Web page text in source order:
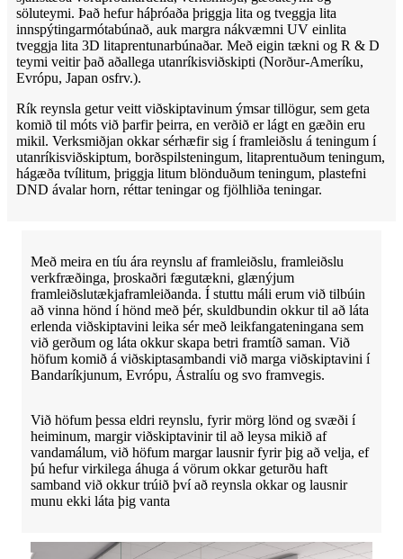
söluteymi. Það hefur háþróaða þriggja lita og tveggja lita
innspýtingarmótabúnað, auk margra nákvæmni UV einlita
tveggja lita 3D litaprentunarbúnaðar. Með eigin tækni og R & D
teymi veitir það aðallega utanríkisviðskipti (Norður-Ameríku,
Evrópu, Japan osfrv.).
Rík reynsla getur veitt viðskiptavinum ýmsar tillögur, sem geta
komið til móts við þarfir þeirra, en verðið er lágt en gæðin eru
mikil. Verksmiðjan okkar sérhæfir sig í framleiðslu á teningum í
utanríkisviðskiptum, borðspilsteningum, litaprentuðum teningum,
hágæða tvílitum, þriggja litum blönduðum teningum, plastefni
DND ávalar horn, réttar teningar og fjölhliða teningar.
Með meira en tíu ára reynslu af framleiðslu, framleiðslu
verkfræðinga, þroskaðri fægutækni, glænýjum
framleiðslutækjaframleiðanda. Í stuttu máli erum við tilbúin
að vinna hönd í hönd með þér, skuldbundin okkur til að láta
erlenda viðskiptavini leika sér með leikfangateningana sem
við gerðum og láta okkur skapa betri framtíð saman. Við
höfum komið á viðskiptasambandi við marga viðskiptavini í
Bandaríkjunum, Evrópu, Ástralíu og svo framvegis.
Við höfum þessa eldri reynslu, fyrir mörg lönd og svæði í
heiminum, margir viðskiptavinir til að leysa mikið af
vandamálum, við höfum margar lausnir fyrir þig að velja, ef
þú hefur virkilega áhuga á vörum okkar geturðu haft
samband við okkur trúið því að reynsla okkar og lausnir
munu ekki láta þig vanta